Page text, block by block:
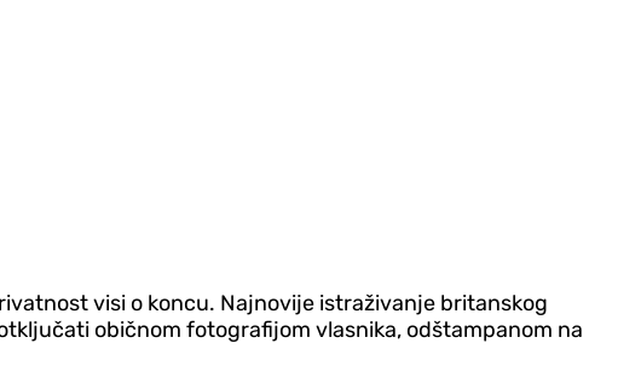
visi o koncu. Najnovije istraživanje britanskog
običnom fotografijom vlasnika, odštampanom na